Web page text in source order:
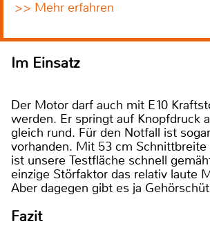
>> Mehr erfahren
Im Einsatz
Der Motor darf auch mit E10
werden. Er springt auf Knopfdruck
gleich rund. Für den Notfall ist
vorhanden. Mit 53 cm Schnittbreite
ist unsere Testfläche schnell
einzige Störfaktor das relativ laute
Aber dagegen gibt es ja
Fazit